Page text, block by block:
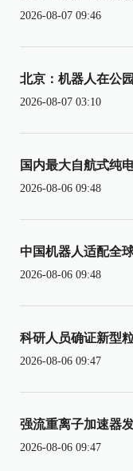
2026-08-07 09:46
北京：机器人在公
2026-08-07 03:10
国内最大自航式纯
2026-08-06 09:48
中国机器人适配全
2026-08-06 09:48
科研人员确证新型
2026-08-06 09:47
强流重离子加速器
2026-08-06 09:47